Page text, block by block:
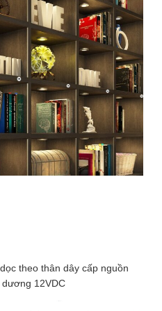
theo thân dây cấp nguồn
12VDC
cảm biến vẫy tay HMSC-H121
Đăng ký
HÀNG
17:30